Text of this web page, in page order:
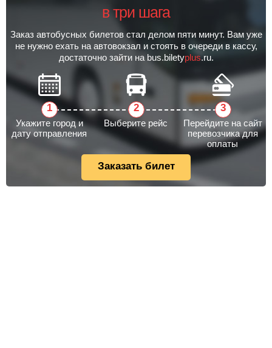
в три шага
Заказ автобусных билетов стал делом пяти минут. Вам уже
не нужно ехать на автовокзал и стоять в очереди в кассу,
достаточно зайти на bus.biletyplus.ru.
Укажите город и
дату отправления
Выберите рейс
Перейдите на сайт
перевозчика для
оплаты
Заказать билет